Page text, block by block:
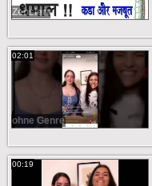
Zensiert
02:01
ohne Genre
00:19